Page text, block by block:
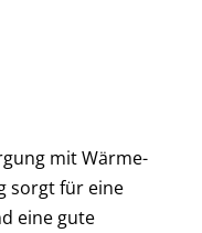
mit Wärme-
sorgt für eine
eine gute